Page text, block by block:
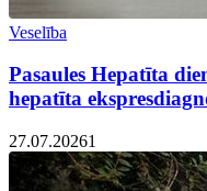
Veselība
Pasaules Hepatīta
hepatīta
27.07.20261